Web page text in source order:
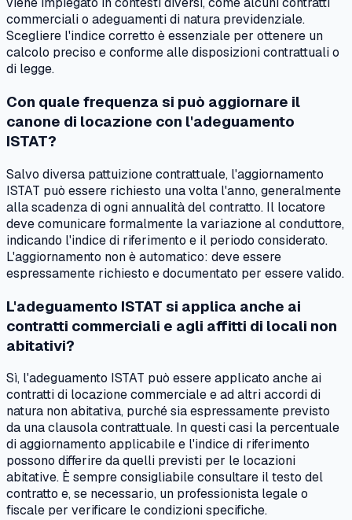
commerciali o adeguamenti di natura previdenziale.
Scegliere l'indice corretto è essenziale per ottenere un
calcolo preciso e conforme alle disposizioni contrattuali o
di legge.
Con quale frequenza si può aggiornare il
canone di locazione con l'adeguamento
ISTAT?
Salvo diversa pattuizione contrattuale, l'aggiornamento
ISTAT può essere richiesto una volta l'anno, generalmente
alla scadenza di ogni annualità del contratto. Il locatore
deve comunicare formalmente la variazione al conduttore,
indicando l'indice di riferimento e il periodo considerato.
L'aggiornamento non è automatico: deve essere
espressamente richiesto e documentato per essere valido.
L'adeguamento ISTAT si applica anche ai
contratti commerciali e agli affitti di locali non
abitativi?
Sì, l'adeguamento ISTAT può essere applicato anche ai
contratti di locazione commerciale e ad altri accordi di
natura non abitativa, purché sia espressamente previsto
da una clausola contrattuale. In questi casi la percentuale
di aggiornamento applicabile e l'indice di riferimento
possono differire da quelli previsti per le locazioni
abitative. È sempre consigliabile consultare il testo del
contratto e, se necessario, un professionista legale o
fiscale per verificare le condizioni specifiche.